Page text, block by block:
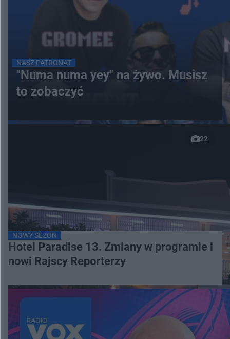
NASZ PATRONAT
"Numa numa yey" na żywo. Musisz
to zobaczyć
22
NOWY SEZON
Hotel Paradise 13. Zmiany w programie i
nowi Rajscy Reporterzy